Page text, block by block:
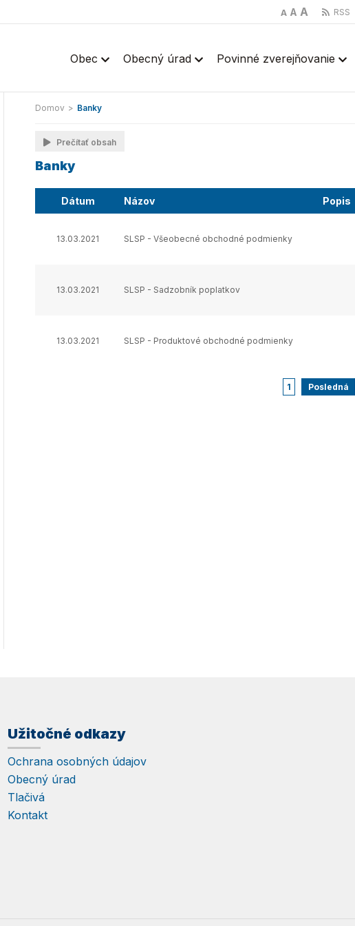
A A A RSS
Obec Obecný úrad Povinné zverejňovanie
Domov > Banky
Prečítať obsah
Banky
Dátum Názov Popis
13.03.2021 SLSP - Všeobecné obchodné podmienky
13.03.2021 SLSP - Sadzobník poplatkov
13.03.2021 SLSP - Produktové obchodné podmienky
1 Posledná
Užitočné odkazy
Ochrana osobných údajov
Obecný úrad
Tlačivá
Kontakt